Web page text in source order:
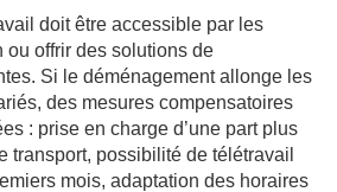
doit être accessible par les
ou offrir des solutions de
Si le déménagement allonge les
des mesures compensatoires
: prise en charge d’une part plus
transport, possibilité de télétravail
mois, adaptation des horaires